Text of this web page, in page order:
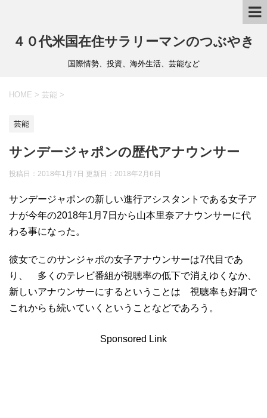
４０代米国在住サラリーマンのつぶやき
国際情勢、投資、海外生活、芸能など
HOME > 芸能 >
芸能
サンデージャポンの歴代アナウンサー
投稿日：2018年1月7日 更新日： 2018年2月6日
サンデージャポンの新しい進行アシスタントである女子ア
ナが今年の2018年1月7日から山本里奈アナウンサーに代
わる事になった。
彼女でこのサンジャポの女子アナウンサーは7代目であ
り、 多くのテレビ番組が視聴率の低下で消えゆくなか、
新しいアナウンサーにするということは 視聴率も好調で
これからも続いていくということなどであろう。
Sponsored Link